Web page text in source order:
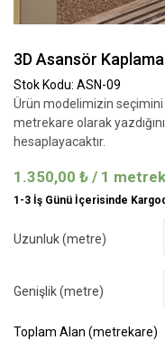
3D Asansör
Stok Kodu: ASN-09
Ürün modelimizin seçimini
metrekare olarak
hesaplayacaktır.
1.350,00 ₺ / 1
1-3 İş Günü İçerisinde
Uzunluk (metre)
Genişlik (metre)
Toplam Alan (metrekare)